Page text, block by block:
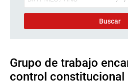
Grupo de trabajo
control constitucional